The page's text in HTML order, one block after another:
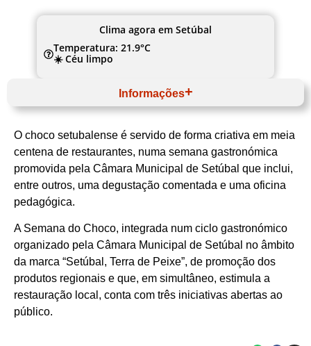
O choco setubalense é servido de forma criativa em meia
centena de restaurantes, numa semana gastronómica
promovida pela Câmara Municipal de Setúbal que inclui,
entre outros, uma degustação comentada e uma oficina
pedagógica.
A Semana do Choco, integrada num ciclo gastronómico
organizado pela Câmara Municipal de Setúbal no âmbito
da marca “Setúbal, Terra de Peixe”, de promoção dos
produtos regionais e que, em simultâneo, estimula a
restauração local, conta com três iniciativas abertas ao
público.
Clima agora em Setúbal
Temperatura: 21.9°C
☀️ Céu limpo
Informações
Lisboa
Área Metropolitana de Lisboa
Setúbal
Câmara Municipal de Setúbal
Choco